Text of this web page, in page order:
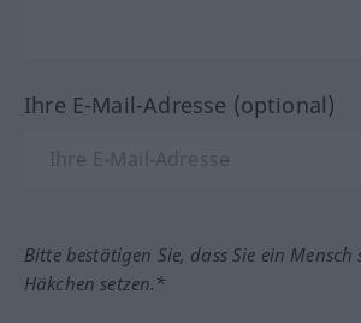
Ihre E-Mail-Adresse (optional)
Bitte bestätigen Sie, dass Sie ein
Häkchen setzen.*